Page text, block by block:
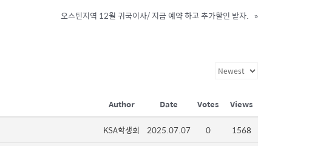
오스틴지역 12월 귀국이사/ 지금 예약 하고 추가할인 받자. »
Author Date Votes Views
KSA학생회 2025.07.07 0
1568